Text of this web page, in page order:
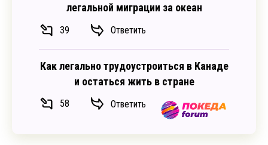
легальной миграции за океан
39 Ответить
Как легально трудоустроиться в Канаде
и остаться жить в стране
58 Ответить